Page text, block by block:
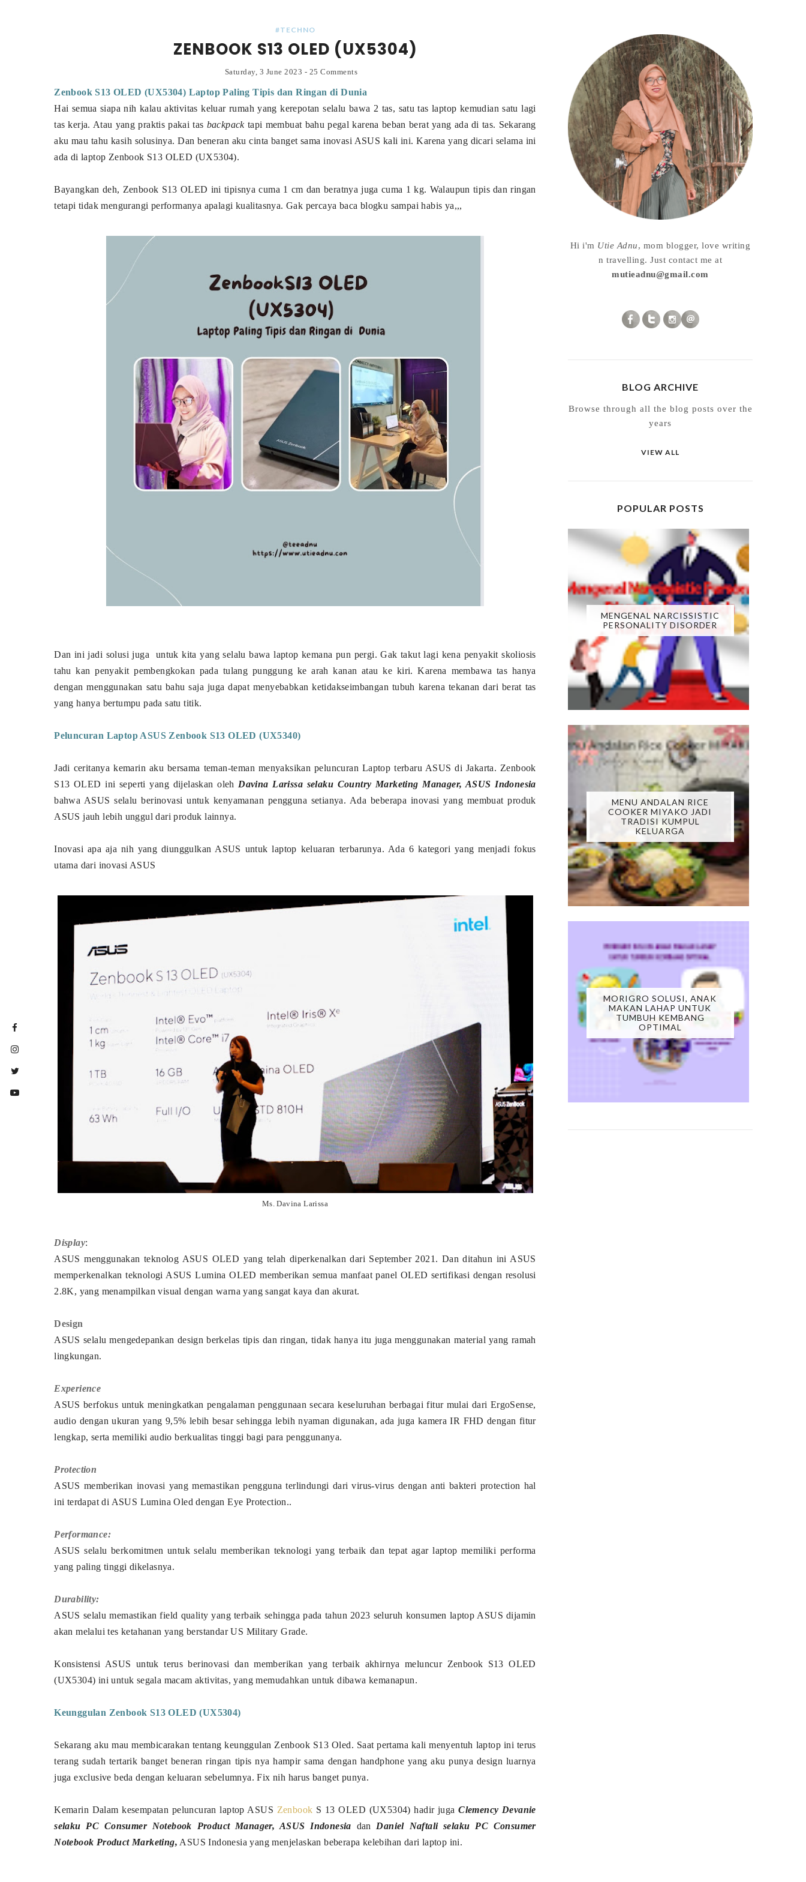
#TECHNO
ZENBOOK S13 OLED (UX5304)
Saturday, 3 June 2023 - 25 Comments
Zenbook S13 OLED (UX5304) Laptop Paling Tipis dan Ringan di Dunia
Hai semua siapa nih kalau aktivitas keluar rumah yang kerepotan selalu bawa 2 tas, satu tas laptop kemudian satu lagi
tas kerja. Atau yang praktis pakai tas backpacktapi membuat bahu pegal karena beban berat yang ada di tas. Sekarang
aku mau tahu kasih solusinya. Dan beneran aku cinta banget sama inovasi ASUS kali ini. Karena yang dicari selama ini
ada di laptop Zenbook S13 OLED (UX5304).
Bayangkan deh, Zenbook S13 OLED ini tipisnya cuma 1 cm dan beratnya juga cuma 1 kg. Walaupun tipis dan ringan
tetapi tidak mengurangi performanya apalagi kualitasnya. Gak percaya baca blogku sampai habis ya,,,
Dan ini jadi solusi juga untuk kita yang selalu bawa laptop kemana pun pergi. Gak takut lagi kena penyakit skoliosis
tahu kan penyakit pembengkokan pada tulang punggung ke arah kanan atau ke kiri. Karena membawa tas hanya
dengan menggunakan satu bahu saja juga dapat menyebabkan ketidakseimbangan tubuh karena tekanan dari berat tas
yang hanya bertumpu pada satu titik.
Peluncuran Laptop ASUS Zenbook S13 OLED (UX5340)
Jadi ceritanya kemarin aku bersama teman-teman menyaksikan peluncuran Laptop terbaru ASUS di Jakarta. Zenbook
S13 OLED ini seperti yang dijelaskan oleh Davina Larissa selaku Country Marketing Manager, ASUS Indonesia
bahwa ASUS selalu berinovasi untuk kenyamanan pengguna setianya. Ada beberapa inovasi yang membuat produk
ASUS jauh lebih unggul dari produk lainnya.
Inovasi apa aja nih yang diunggulkan ASUS untuk laptop keluaran terbarunya. Ada 6 kategori yang menjadi fokus
utama dari inovasi ASUS
Ms. Davina Larissa
Display:
ASUS menggunakan teknolog ASUS OLED yang telah diperkenalkan dari September 2021. Dan ditahun ini ASUS
memperkenalkan teknologi ASUS Lumina OLED memberikan semua manfaat panel OLED sertifikasi dengan resolusi
2.8K, yang menampilkan visual dengan warna yang sangat kaya dan akurat.
Design
ASUS selalu mengedepankan design berkelas tipis dan ringan, tidak hanya itu juga menggunakan material yang ramah
lingkungan.
Experience
ASUS berfokus untuk meningkatkan pengalaman penggunaan secara keseluruhan berbagai fitur mulai dari ErgoSense,
audio dengan ukuran yang 9,5% lebih besar sehingga lebih nyaman digunakan, ada juga kamera IR FHD dengan fitur
lengkap, serta memiliki audio berkualitas tinggi bagi para penggunanya.
Protection
ASUS memberikan inovasi yang memastikan pengguna terlindungi dari virus-virus dengan anti bakteri protection hal
ini terdapat di ASUS Lumina Oled dengan Eye Protection..
Performance:
ASUS selalu berkomitmen untuk selalu memberikan teknologi yang terbaik dan tepat agar laptop memiliki performa
yang paling tinggi dikelasnya.
Durability:
ASUS selalu memastikan field quality yang terbaik sehingga pada tahun 2023 seluruh konsumen laptop ASUS dijamin
akan melalui tes ketahanan yang berstandar US Military Grade.
Konsistensi ASUS untuk terus berinovasi dan memberikan yang terbaik akhirnya meluncur Zenbook S13 OLED
(UX5304) ini untuk segala macam aktivitas, yang memudahkan untuk dibawa kemanapun.
Keunggulan Zenbook S13 OLED (UX5304)
Sekarang aku mau membicarakan tentang keunggulan Zenbook S13 Oled. Saat pertama kali menyentuh laptop ini terus
terang sudah tertarik banget beneran ringan tipis nya hampir sama dengan handphone yang aku punya design luarnya
juga exclusive beda dengan keluaran sebelumnya. Fix nih harus banget punya.
Kemarin Dalam kesempatan peluncuran laptop ASUS Zenbook S 13 OLED (UX5304) hadir jugaClemency Devanie
selaku PC Consumer Notebook Product Manager, ASUS Indonesia dan
Daniel Naftali selaku PC Consumer
Notebook Product Marketing, ASUS Indonesia yang menjelaskan beberapa kelebihan dari laptop ini.
Hi i'm Utie Adnu, mom blogger, love writing
n travelling. Just contact me at
mutieadnu@gmail.com
BLOG ARCHIVE
Browse through all the blog posts over the
years
VIEW ALL
POPULAR POSTS
MENGENAL NARCISSISTIC
PERSONALITY DISORDER
MENU ANDALAN RICE
COOKER MIYAKO JADI
TRADISI KUMPUL
KELUARGA
MORIGRO SOLUSI, ANAK
MAKAN LAHAP UNTUK
TUMBUH KEMBANG
OPTIMAL